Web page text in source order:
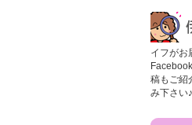
イフがお
稿もご紹
み下さい♪